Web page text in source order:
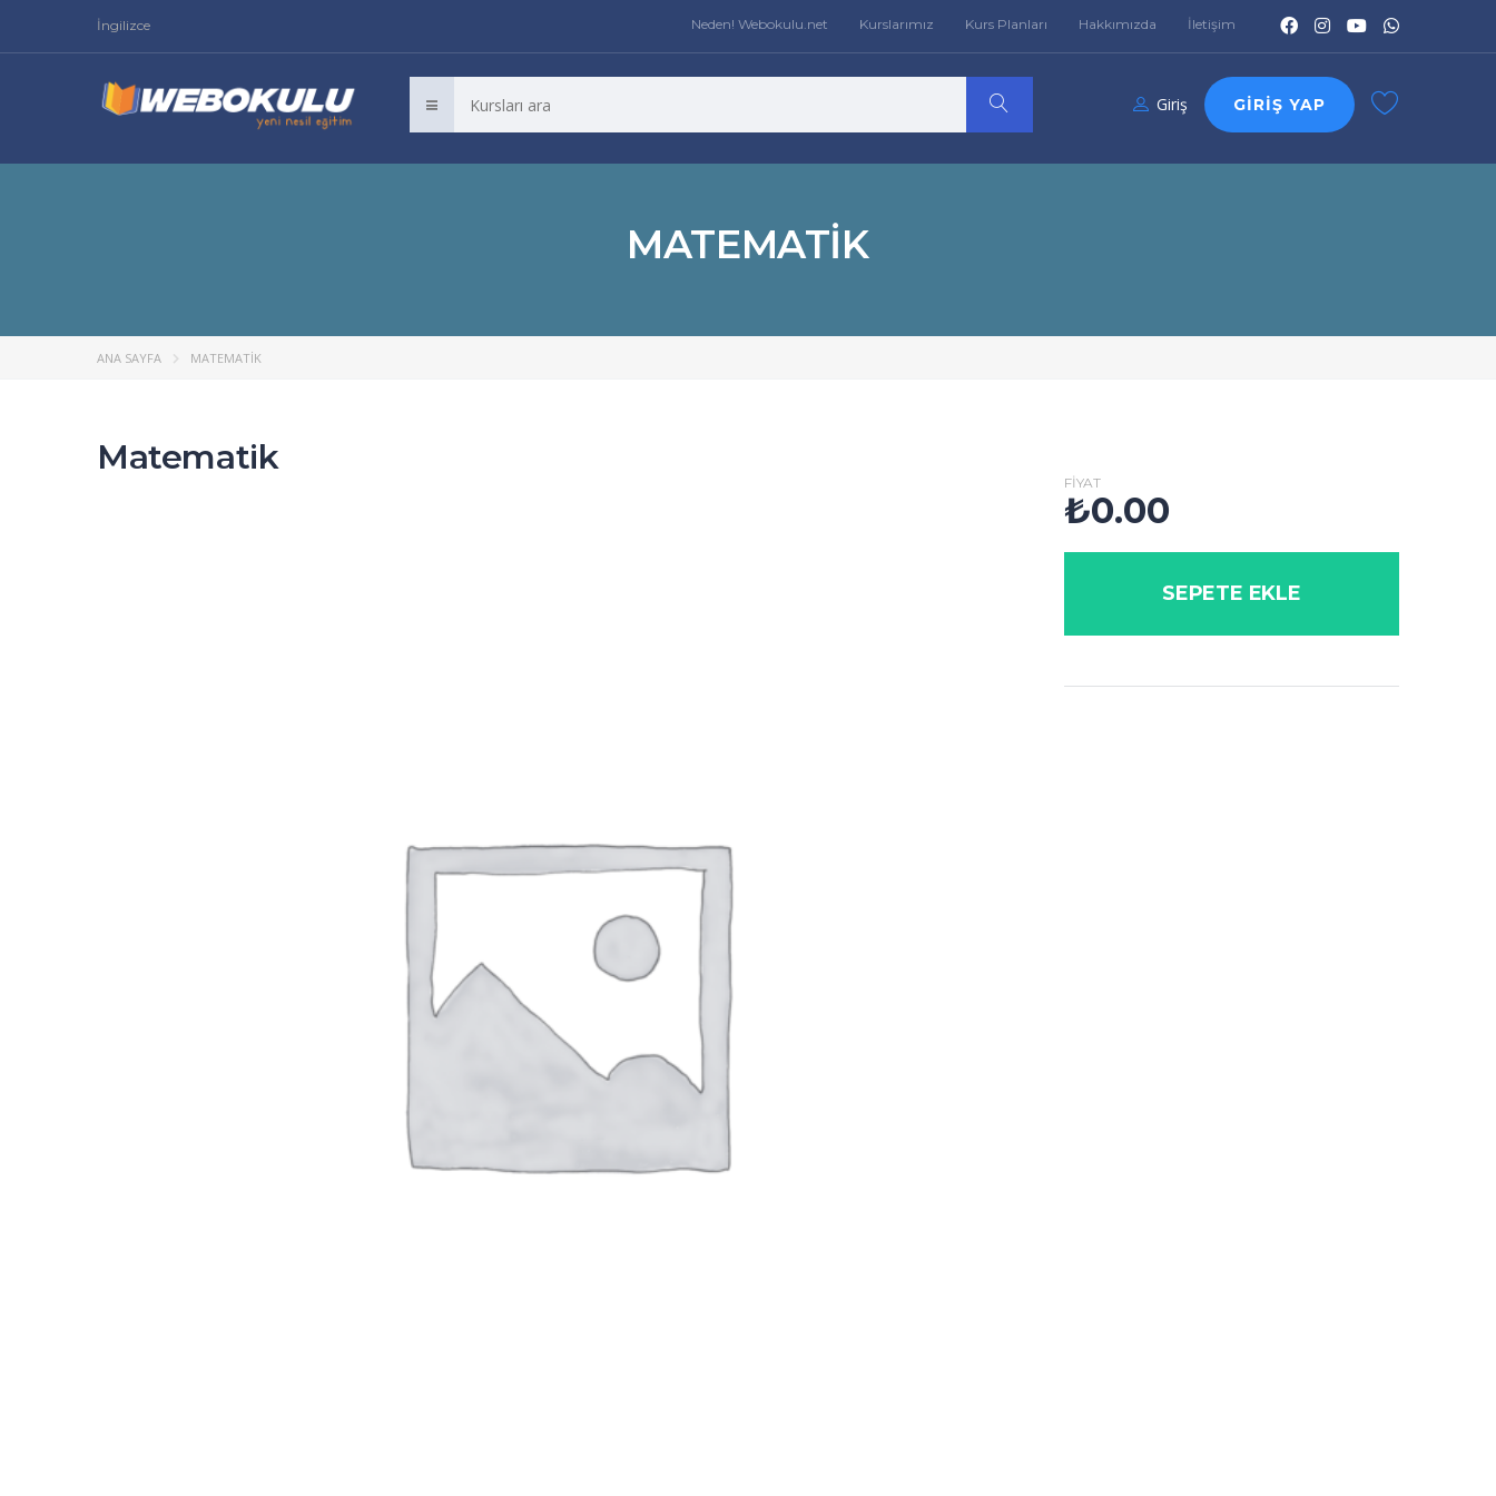
İngilizce Neden! Webokulu.net Kurslarımız Kurs Planları Hakkımızda İletişim
Giriş GIRIŞ YAP
MATEMATIK
ANA SAYFA MATEMATIK
Matematik
FIYAT
₺0.00
SEPETE EKLE